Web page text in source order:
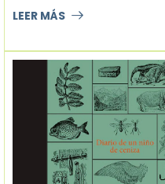
LEER MÁS